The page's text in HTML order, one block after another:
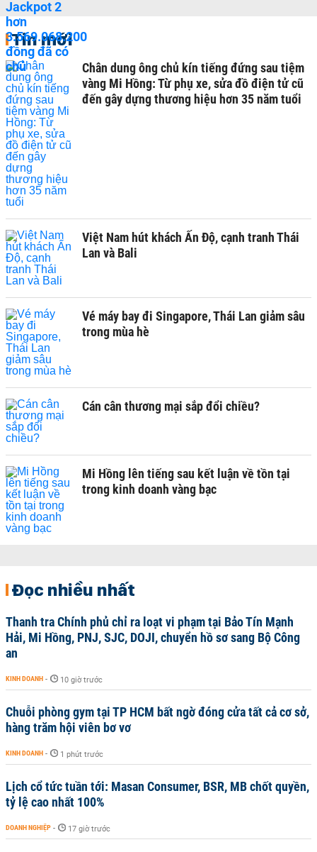
Tin mới
Chân dung ông chủ kín tiếng đứng sau tiệm
vàng Mi Hồng: Từ phụ xe, sửa đồ điện tử cũ
đến gây dựng thương hiệu hơn 35 năm tuổi
Việt Nam hút khách Ấn Độ, cạnh tranh Thái
Lan và Bali
Vé máy bay đi Singapore, Thái Lan giảm sâu
trong mùa hè
Cán cân thương mại sắp đổi chiều?
Mi Hồng lên tiếng sau kết luận về tồn tại
trong kinh doanh vàng bạc
Đọc nhiều nhất
Thanh tra Chính phủ chỉ ra loạt vi phạm tại Bảo Tín Mạnh
Hải, Mi Hồng, PNJ, SJC, DOJI, chuyển hồ sơ sang Bộ Công
an
KINH DOANH - 10 giờ trước
Chuỗi phòng gym tại TP HCM bất ngờ đóng cửa tất cả cơ sở,
hàng trăm hội viên bơ vơ
KINH DOANH - 1 phút trước
Lịch cổ tức tuần tới: Masan Consumer, BSR, MB chốt quyền,
tỷ lệ cao nhất 100%
DOANH NGHIỆP - 17 giờ trước